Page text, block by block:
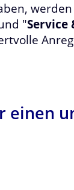
"Service
einen